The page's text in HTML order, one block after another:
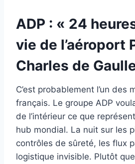
ADP : « 24
vie de l’aéroport
Charles de
C’est probablement l’un des
français. Le groupe ADP
de l’intérieur ce que
hub mondial. La nuit sur les
contrôles de sûreté, les flux
logistique invisible. Plutôt